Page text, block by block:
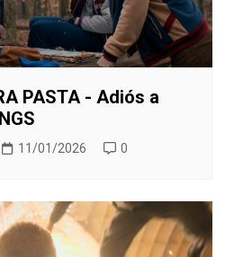
PASTA - Adiós a
11/01/2026 0